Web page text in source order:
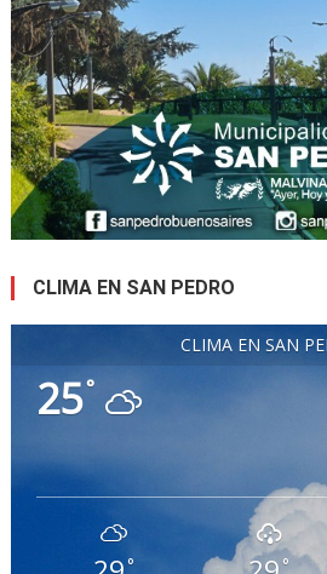
CLIMA EN SAN PEDRO
CLIMA EN SAN
25°
° °